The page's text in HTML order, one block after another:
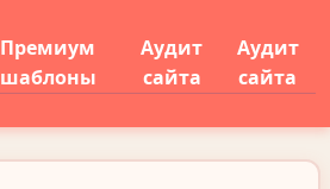
Премиум
шаблоны
Аудит
сайта
Аудит
сайта